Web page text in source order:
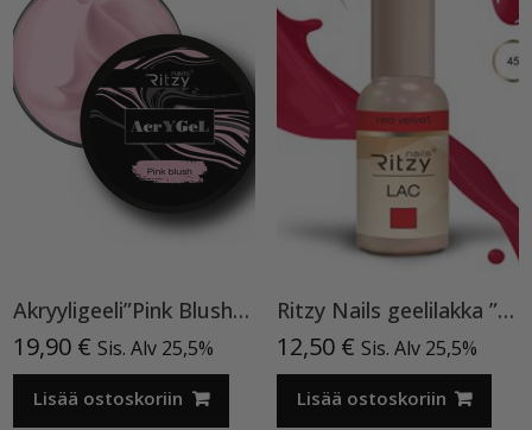
Akryyligeeli”Pink Blush”15ml
19,90 € Sis. Alv 25,5%
Lisää ostoskoriin
Ritzy Nails geelilakka ”Red Velvet” 45 TPO vapaa, 9 ml
12,50 € Sis. Alv 25,5%
Lisää ostoskoriin